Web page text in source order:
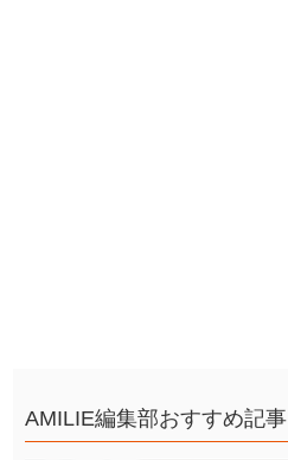
AMILIE編集部おすすめ記事